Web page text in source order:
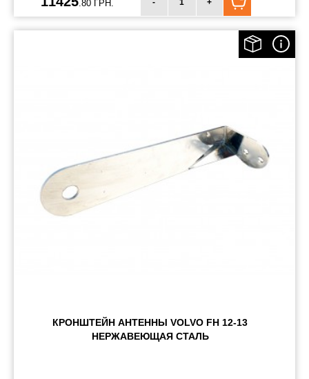
.80 ГРН. - +
КРОНШТЕЙН АНТЕННЫ VOLVO FH 12-13
НЕРЖАВЕЮЩАЯ СТАЛЬ